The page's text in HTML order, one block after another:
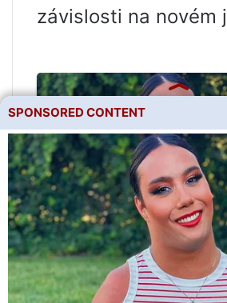
závislosti na novém
SPONSORED CONTENT